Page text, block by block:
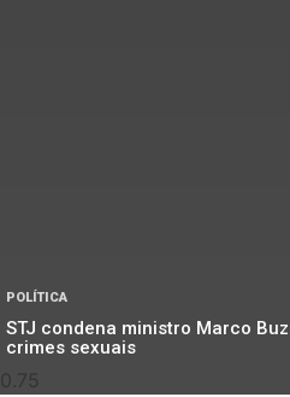
POLÍTICA
STJ condena ministro Marco
crimes sexuais